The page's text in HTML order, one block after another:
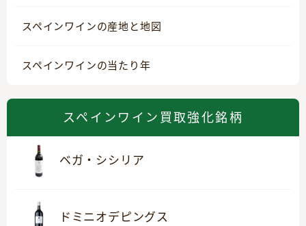
スペインワインの産地と地図
スペインワインの当たり年
スペインワイン買取強化銘柄
ベガ・シシリア
ドミニオデピングス